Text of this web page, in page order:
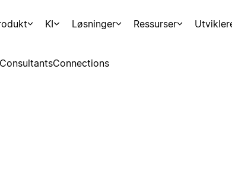
KI Løsninger Ressurser
Connections